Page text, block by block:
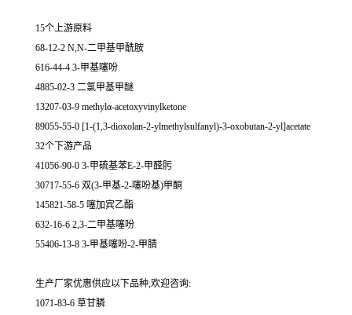
15个上游原料
68-12-2 N,N-二甲基甲酰胺
616-44-4 3-甲基噻吩
4885-02-3 二氯甲基甲醚
13207-03-9 methylα-acetoxyvinylketone
89055-55-0 [1-(1,3-dioxolan-2-ylmethylsulfanyl)-3-oxobutan-2-yl]acetate
32个下游产品
41056-90-0 3-甲硫基苯E-2-甲醛肟
30717-55-6 双(3-甲基-2-噻吩基)甲酮
145821-58-5 噻加宾乙酯
632-16-6 2,3-二甲基噻吩
55406-13-8 3-甲基噻吩-2-甲腈
生产厂家优惠供应以下品种,欢迎咨询:
1071-83-6 草甘膦